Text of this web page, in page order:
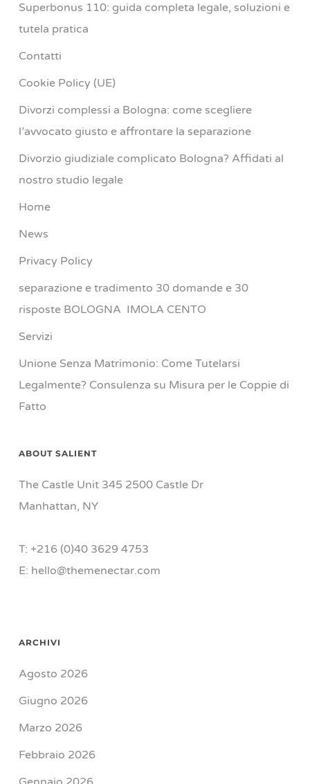
Superbonus 110: guida completa legale, soluzioni e
tutela pratica
Contatti
Cookie Policy (UE)
Divorzi complessi a Bologna: come scegliere
l’avvocato giusto e affrontare la separazione
Divorzio giudiziale complicato Bologna? Affidati al
nostro studio legale
Home
News
Privacy Policy
separazione e tradimento 30 domande e 30
risposte BOLOGNA IMOLA CENTO
Servizi
Unione Senza Matrimonio: Come Tutelarsi
Legalmente? Consulenza su Misura per le Coppie di
Fatto
ABOUT SALIENT
The Castle Unit 345 2500 Castle Dr
Manhattan, NY
T: +216 (0)40 3629 4753
E: hello@themenectar.com
ARCHIVI
Agosto 2026
Giugno 2026
Marzo 2026
Febbraio 2026